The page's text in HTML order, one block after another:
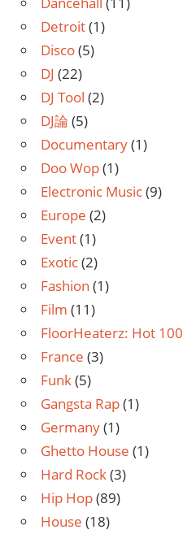
Detroit(1)
Disco(5)
DJ (22)
DJ Tool (2)
DJ論 (5)
Documentary(1)
Doo Wop(1)
Electronic Music(9)
Europe (2)
Event(1)
Exotic(2)
Fashion (1)
Film (11)
FloorHeaterz: Hot 100
France (3)
Funk(5)
Gangsta Rap(1)
Germany(1)
Ghetto House (1)
Hard Rock(3)
Hip Hop(89)
House (18)